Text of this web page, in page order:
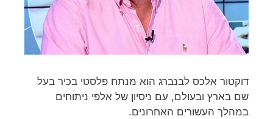
דוקטור אלכס לבנברג הוא מנתח פלסטי בכיר בעל
שם בארץ ובעולם, עם ניסיון של אלפי ניתוחים
במהלך העשורים האחרונים.